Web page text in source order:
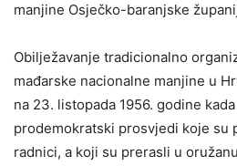
manjine Osječko-baranjske
Obilježavanje tradicionalno
mađarske nacionalne manjine u
na 23. listopada 1956. godine
prodemokratski prosvjedi koje su
radnici, a koji su prerasli u